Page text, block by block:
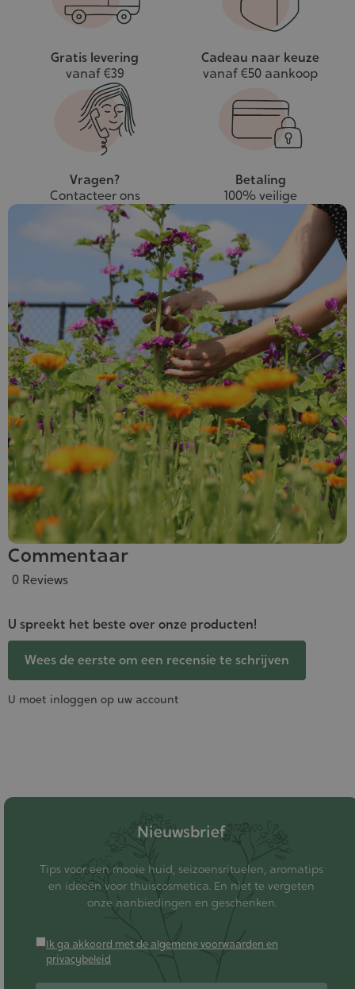
Gratis levering
vanaf €39
Cadeau naar keuze
vanaf €50 aankoop
Vragen?
Contacteer ons
Betaling
100% veilige
Commentaar
0 Reviews
U spreekt het beste over onze producten!
Wees de eerste om een recensie te schrijven
U moet inloggen op uw account
Nieuwsbrief
Tips voor een mooie huid, seizoensrituelen, aromatips
en ideeën voor thuiscosmetica. En niet te vergeten
onze aanbiedingen en geschenken.
Ik ga akkoord met de algemene voorwaarden en
privacybeleid